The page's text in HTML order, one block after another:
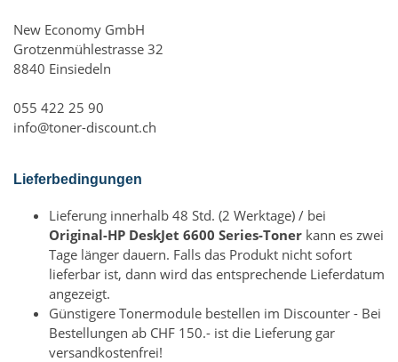
New Economy GmbH
Grotzenmühlestrasse 32
8840 Einsiedeln
055 422 25 90
info@toner-discount.ch
Lieferbedingungen
Lieferung innerhalb 48 Std. (2 Werktage) / bei
Original-HP DeskJet 6600 Series-Toner kann es zwei
Tage länger dauern. Falls das Produkt nicht sofort
lieferbar ist, dann wird das entsprechende Lieferdatum
angezeigt.
Günstigere Tonermodule bestellen im Discounter - Bei
Bestellungen ab CHF 150.- ist die Lieferung gar
versandkostenfrei!